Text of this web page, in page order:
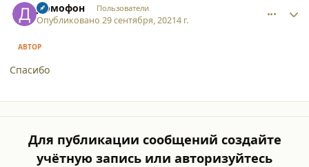
Домофон Пользователи
Опубликовано29 сентября, 20214 г.
АВТОР
Спасибо
Для публикации сообщений создайте
учётную запись или авторизуйтесь